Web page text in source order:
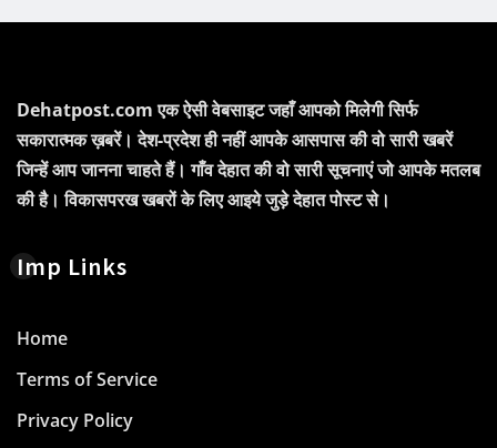
Dehatpost.com एक ऐसी वेबसाइट जहाँ आपको मिलेगी सिर्फ
सकारात्मक ख़बरें। देश-प्रदेश ही नहीं आपके आसपास की वो सारी खबरें
जिन्हें आप जानना चाहते हैं। गाँव देहात की वो सारी सूचनाएं जो आपके मतलब
की है। विकासपरख खबरों के लिए आइये जुड़े देहात पोस्ट से।
Imp Links
Home
Terms of Service
Privacy Policy